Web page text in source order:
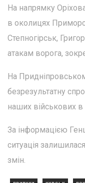
На напрямку
в околицях
Степногірськ,
атакам ворога,
На
безрезультатну
наших військових в
За інформацією
ситуація
змін.